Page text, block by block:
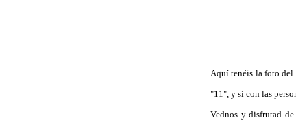
Aquí tenéis la foto del
"11", y sí con las
Vednos y disfrutad